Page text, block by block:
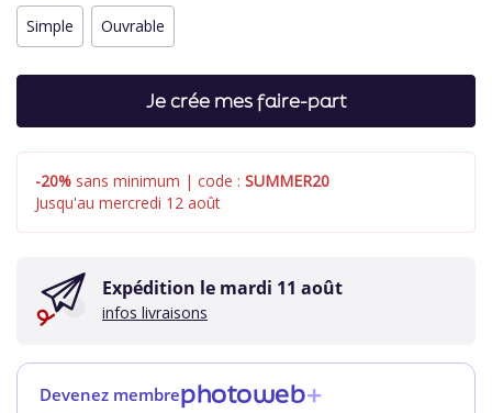
Simple
Ouvrable
Je crée mes faire-part
-20% sans minimum | code : SUMMER20
Jusqu'au mercredi 12 août
Expédition le mardi 11 août
infos livraisons
Devenez membrephotoweb+